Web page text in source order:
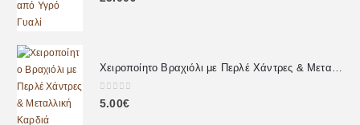
0 out of 5
5.00€